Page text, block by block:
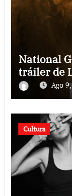
National
tráiler de
Ago
Cultura